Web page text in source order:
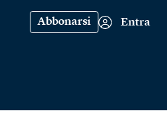
Abbonarsi Entra